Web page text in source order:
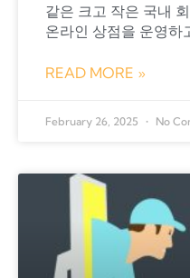
같은 크고 작은 국내
온라인 상점을 운영하
READ MORE »
February 26, 2025 No